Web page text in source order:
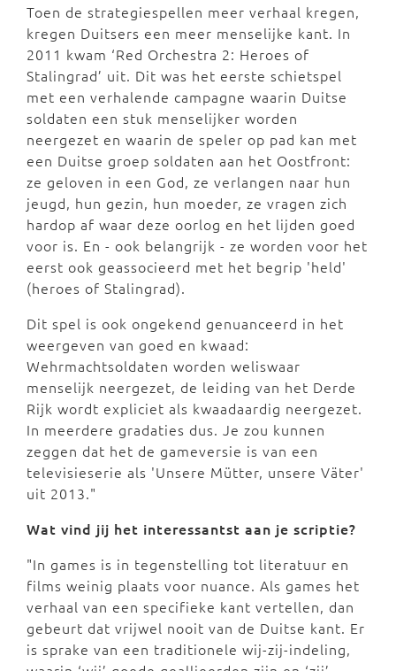
Toen de strategiespellen meer verhaal kregen,
kregen Duitsers een meer menselijke kant. In
2011 kwam ‘Red Orchestra 2: Heroes of
Stalingrad’ uit. Dit was het eerste schietspel
met een verhalende campagne waarin Duitse
soldaten een stuk menselijker worden
neergezet en waarin de speler op pad kan met
een Duitse groep soldaten aan het Oostfront:
ze geloven in een God, ze verlangen naar hun
jeugd, hun gezin, hun moeder, ze vragen zich
hardop af waar deze oorlog en het lijden goed
voor is. En - ook belangrijk - ze worden voor het
eerst ook geassocieerd met het begrip 'held'
(heroes of Stalingrad).
Dit spel is ook ongekend genuanceerd in het
weergeven van goed en kwaad:
Wehrmachtsoldaten worden weliswaar
menselijk neergezet, de leiding van het Derde
Rijk wordt expliciet als kwaadaardig neergezet.
In meerdere gradaties dus. Je zou kunnen
zeggen dat het de gameversie is van een
televisieserie als 'Unsere Mütter, unsere Väter'
uit 2013."
Wat vind jij het interessantst aan je scriptie?
"In games is in tegenstelling tot literatuur en
films weinig plaats voor nuance. Als games het
verhaal van een specifieke kant vertellen, dan
gebeurt dat vrijwel nooit van de Duitse kant. Er
is sprake van een traditionele wij-zij-indeling,